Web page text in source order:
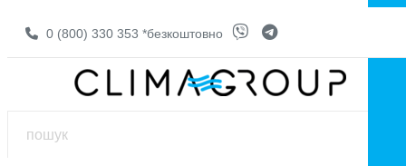
0 (800) 330 353 *безкоштовно